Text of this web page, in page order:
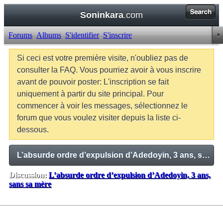
Soninkara.com
Forums Albums S'identifier S'inscrire
Si ceci est votre première visite, n'oubliez pas de
consulter la FAQ. Vous pourriez avoir à vous inscrire
avant de pouvoir poster: L'inscription se fait
uniquement à partir du site principal. Pour
commencer à voir les messages, sélectionnez le
forum que vous voulez visiter depuis la liste ci-
dessous.
L’absurde ordre d’expulsion d’Adedoyin, 3 ans, sans sa mère
Discussion: L’absurde ordre d’expulsion d’Adedoyin, 3 ans,
sans sa mère